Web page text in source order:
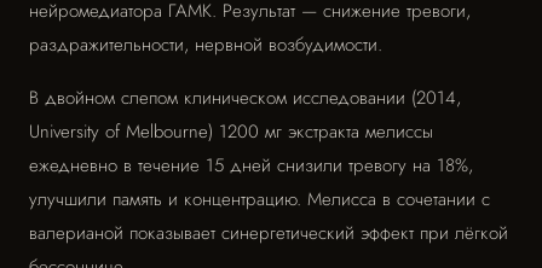
нейромедиатора ГАМК. Результат — снижение тревоги,
раздражительности, нервной возбудимости.
В двойном слепом клиническом исследовании (2014,
University of Melbourne) 1200 мг экстракта мелиссы
ежедневно в течение 15 дней снизили тревогу на 18%,
улучшили память и концентрацию. Мелисса в сочетании с
валерианой показывает синергетический эффект при лёгкой